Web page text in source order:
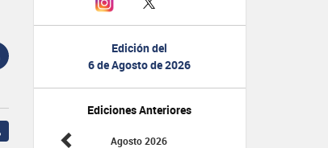
Edición del
6 de Agosto de 2026
Ediciones Anteriores
Agosto 2026